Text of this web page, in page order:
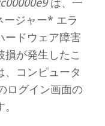
ジャー* エラ
ードウェア障害
損が発生したこ
、コンピュータ
ログイン画面の